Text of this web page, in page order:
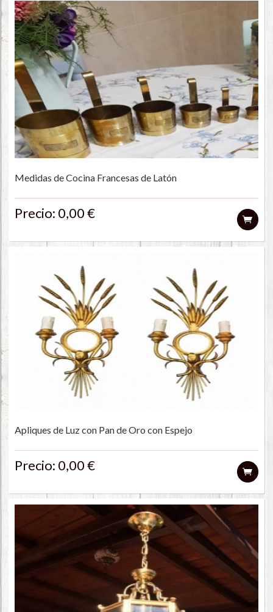
Medidas de Cocina Francesas de Latón
Precio: 0,00 €
Apliques de Luz con Pan de Oro con Espejo
Precio: 0,00 €